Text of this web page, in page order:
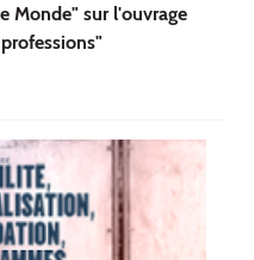
Monde" sur l'ouvrage